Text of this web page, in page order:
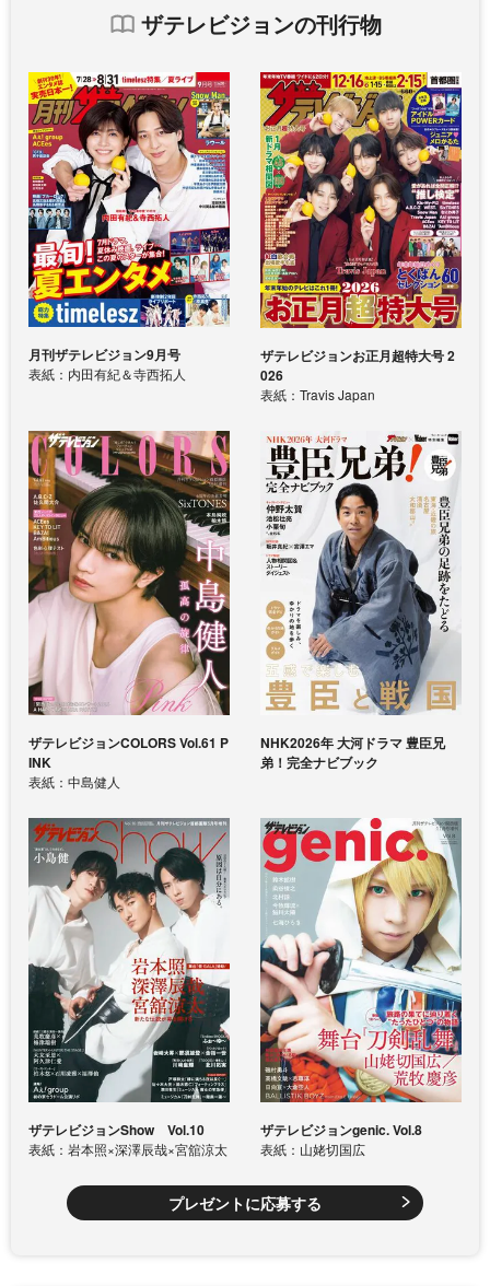
ザテレビジョンの刊行物
月刊ザテレビジョン9月号
表紙：内田有紀＆寺西拓人
ザテレビジョンお正月超特大号 2
026
表紙：Travis Japan
ザテレビジョンCOLORS Vol.61 P
INK
表紙：中島健人
NHK2026年 大河ドラマ 豊臣兄
弟！完全ナビブック
ザテレビジョンShow Vol.10
表紙：岩本照×深澤辰哉×宮舘涼太
ザテレビジョンgenic. Vol.8
表紙：山姥切国広
プレゼントに応募する